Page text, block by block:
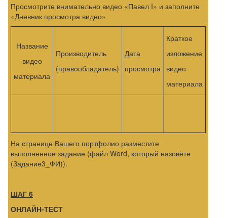
Просмотрите внимательно видео «Павел I» и заполните
«Дневник просмотра видео»
Название
видео
материала
Производитель
(правообладатель)
Дата
просмотра
Краткое
изложение
видео
материала
На странице Вашего портфолио разместите
выполненное задание (файл Word, который назовёте
(Задание3_ФИ)).
ШАГ 6
ОНЛАЙН-ТЕСТ